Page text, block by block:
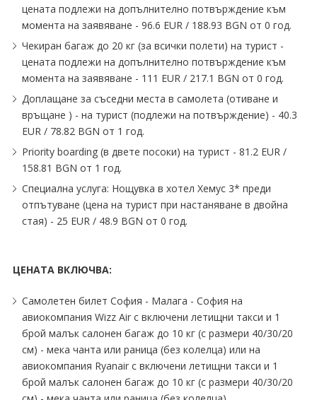
цената подлежи на допълнително потвърждение към
момента на заявяване - 96.6 EUR ∕ 188.93 BGN от 0 год.
Чекиран багаж до 20 кг (за всички полети) на турист -
цената подлежи на допълнително потвърждение към
момента на заявяване - 111 EUR ∕ 217.1 BGN от 0 год.
Доплащане за съседни места в самолета (отиване и
връщане ) - на турист (подлежи на потвърждение) - 40.3
EUR ∕ 78.82 BGN от 1 год.
Priority boarding (в двете посоки) на турист - 81.2 EUR ∕
158.81 BGN от 1 год.
Специална услуга: Нощувка в хотел Хемус 3* преди
отпътуване (цена на турист при настаняване в двойна
стая) - 25 EUR ∕ 48.9 BGN от 0 год.
ЦЕНАТА ВКЛЮЧВА:
Самолетен билет София - Малага - София на
авиокомпания Wizz Air с включени летищни такси и 1
брой малък салонен багаж до 10 кг (с размери 40∕30∕20
см) - мека чанта или раница (без колелца) или на
авиокомпания Ryanair с включени летищни такси и 1
брой малък салонен багаж до 10 кг (с размери 40∕30∕20